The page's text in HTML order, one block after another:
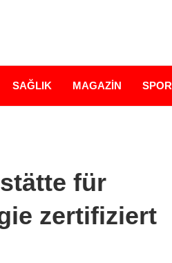
SAĞLIK MAGAZİN SPOR
für
zertifiziert